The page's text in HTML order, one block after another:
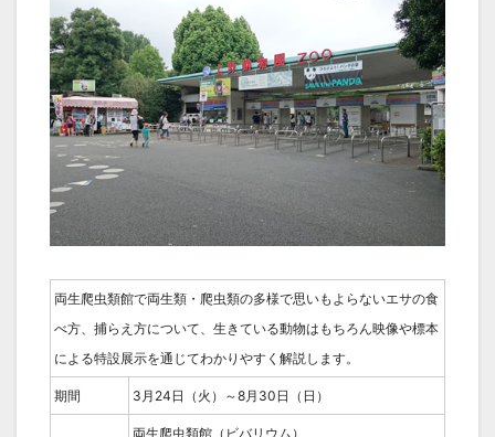
両生爬虫類館で両生類・爬虫類の多様で思いもよらないエサの食
べ方、捕らえ方について、生きている動物はもちろん映像や標本
による特設展示を通じてわかりやすく解説します。
期間 3月24日（火）～8月30日（日）
両生爬虫類館（ビバリウム）